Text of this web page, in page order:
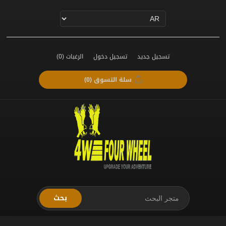
تسجيل جديد تسجيل دخول الرغبات(0)
سلة التسوق(0)
بحث